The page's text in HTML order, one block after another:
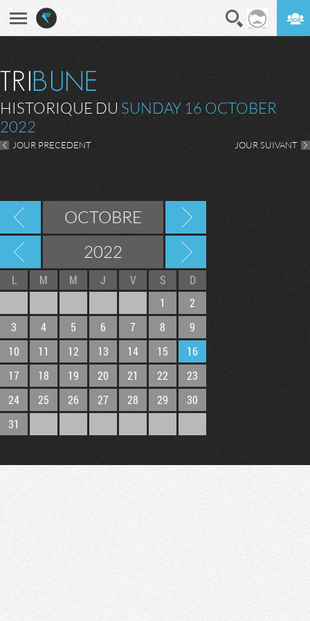
HISTORIQUE DU SUNDAY 16 OCTOBER
2022
JOUR PRECEDENT JOUR SUIVANT
OCTOBRE
2022
L M M J V S
D
1
2
3
4 5 6 7 8
9
10
11 12 13 14 15
16
17
18 19 20 21 22
23
24
25 26 27 28 29
30
31